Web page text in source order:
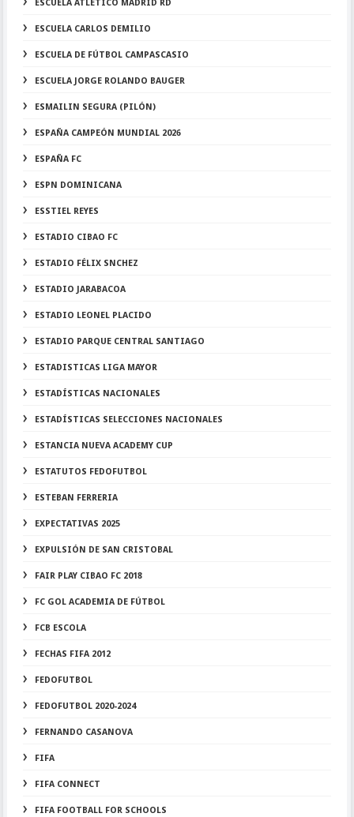
ESCUELA ATLÉTICO MADRID RD
ESCUELA CARLOS DEMILIO
ESCUELA DE FÚTBOL CAMPASCASIO
ESCUELA JORGE ROLANDO BAUGER
ESMAILIN SEGURA (PILÓN)
ESPAÑA CAMPEÓN MUNDIAL 2026
ESPAÑA FC
ESPN DOMINICANA
ESSTIEL REYES
ESTADIO CIBAO FC
ESTADIO FÉLIX SNCHEZ
ESTADIO JARABACOA
ESTADIO LEONEL PLACIDO
ESTADIO PARQUE CENTRAL SANTIAGO
ESTADISTICAS LIGA MAYOR
ESTADÍSTICAS NACIONALES
ESTADÍSTICAS SELECCIONES NACIONALES
ESTANCIA NUEVA ACADEMY CUP
ESTATUTOS FEDOFUTBOL
ESTEBAN FERRERIA
EXPECTATIVAS 2025
EXPULSIÓN DE SAN CRISTOBAL
FAIR PLAY CIBAO FC 2018
FC GOL ACADEMIA DE FÚTBOL
FCB ESCOLA
FECHAS FIFA 2012
FEDOFUTBOL
FEDOFUTBOL 2020-2024
FERNANDO CASANOVA
FIFA
FIFA CONNECT
FIFA FOOTBALL FOR SCHOOLS